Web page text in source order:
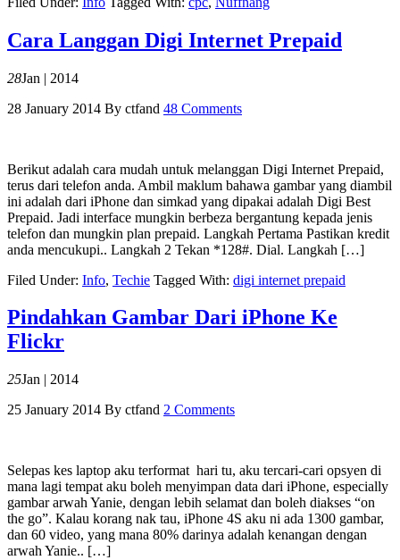
Cara Langgan Digi Internet Prepaid
28Jan | 2014
28 January 2014 By ctfand 48 Comments
Berikut adalah cara mudah untuk melanggan Digi Internet Prepaid,
terus dari telefon anda. Ambil maklum bahawa gambar yang diambil
ini adalah dari iPhone dan simkad yang dipakai adalah Digi Best
Prepaid. Jadi interface mungkin berbeza bergantung kepada jenis
telefon dan mungkin plan prepaid. Langkah Pertama Pastikan kredit
anda mencukupi.. Langkah 2 Tekan *128#. Dial. Langkah […]
Filed Under: Info, Techie Tagged With: digi internet prepaid
Pindahkan Gambar Dari iPhone Ke
Flickr
25Jan | 2014
25 January 2014 By ctfand 2 Comments
Selepas kes laptop aku terformat hari tu, aku tercari-cari opsyen di
mana lagi tempat aku boleh menyimpan data dari iPhone, especially
gambar arwah Yanie, dengan lebih selamat dan boleh diakses “on
the go”. Kalau korang nak tau, iPhone 4S aku ni ada 1300 gambar,
dan 60 video, yang mana 80% darinya adalah kenangan dengan
arwah Yanie.. […]